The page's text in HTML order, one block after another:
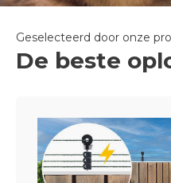
Geselecteerd door onze
De beste